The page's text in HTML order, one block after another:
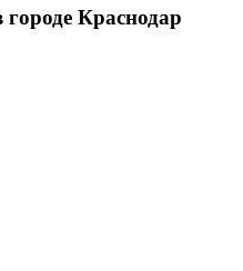
городе Краснодар